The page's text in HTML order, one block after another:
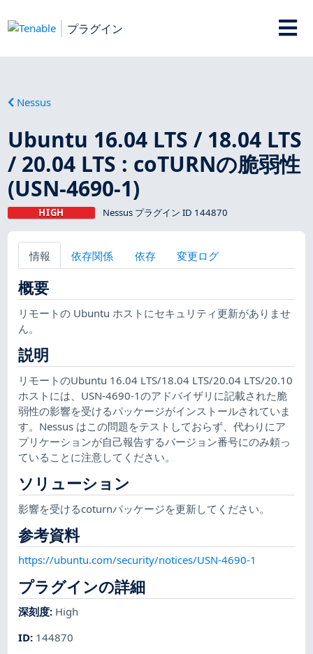
プラグイン
Nessus
Ubuntu 16.04 LTS / 18.04 LTS
/ 20.04 LTS : coTURNの脆弱性
(USN-4690-1)
HIGH Nessus プラグイン ID 144870
情報 依存関係 依存 変更ログ
概要
リモートの Ubuntu ホストにセキュリティ更新がありませ
ん。
説明
リモートのUbuntu 16.04 LTS/18.04 LTS/20.04 LTS/20.10
ホストには、USN-4690-1のアドバイザリに記載された脆
弱性の影響を受けるパッケージがインストールされていま
す。Nessus はこの問題をテストしておらず、代わりにア
プリケーションが自己報告するバージョン番号にのみ頼っ
ていることに注意してください。
ソリューション
影響を受けるcoturnパッケージを更新してください。
参考資料
https://ubuntu.com/security/notices/USN-4690-1
プラグインの詳細
深刻度: High
ID: 144870